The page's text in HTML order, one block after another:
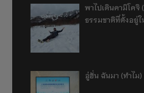
พาไปเดินคามิโคจิ
ธรรมชาติที่ตั้งอยู่
อู่ฮั่น ฉันมา (ทำไม